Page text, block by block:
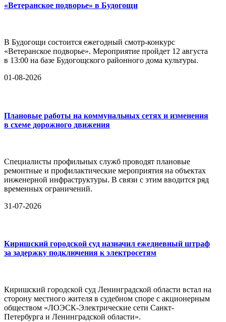
«Ветеранское подворье» в Будогощи
В Будогощи состоится ежегодный смотр-конкурс
«Ветеранское подворье». Мероприятие пройдет 12 августа
в 13:00 на базе Будогощского районного дома культуры.
01-08-2026
Плановые работы на коммунальных сетях и изменения
в схеме дорожного движения
Специалисты профильных служб проводят плановые
ремонтные и профилактические мероприятия на объектах
инженерной инфраструктуры. В связи с этим вводится ряд
временных ограничений.
31-07-2026
Киришский городской суд назначил ежедневный штраф
за задержку подключения к электросетям
Киришский городской суд Ленинградской области встал на
сторону местного жителя в судебном споре с акционерным
обществом «ЛОЭСК-Электрические сети Санкт-
Петербурга и Ленинградской области».